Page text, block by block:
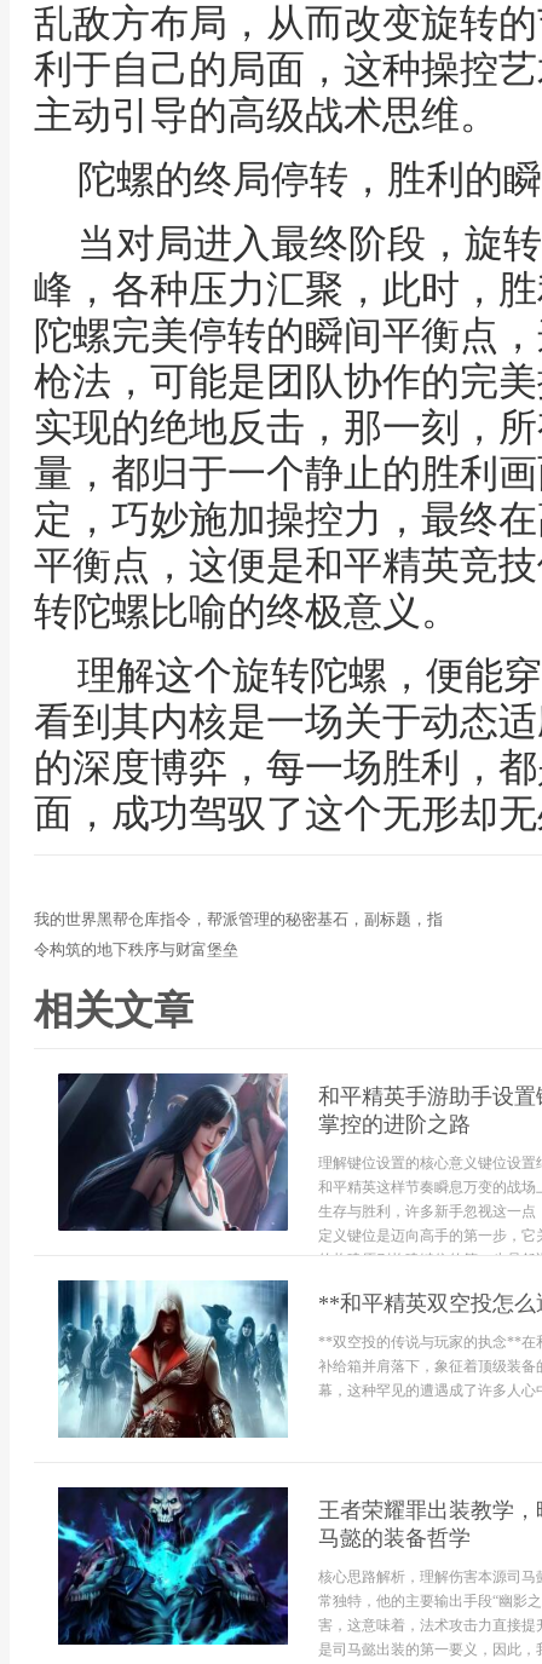
乱敌方布局，从而改变旋转
利于自己的局面，这种操控
主动引导的高级战术思维。
陀螺的终局停转，胜利的
当对局进入最终阶段，旋
峰，各种压力汇聚，此时，
陀螺完美停转的瞬间平衡点
枪法，可能是团队协作的完
实现的绝地反击，那一刻，
量，都归于一个静止的胜利
定，巧妙施加操控力，最终
平衡点，这便是和平精英竞
转陀螺比喻的终极意义。
理解这个旋转陀螺，便能
看到其内核是一场关于动态
的深度博弈，每一场胜利，
面，成功驾驭了这个无形却
我的世界黑帮仓库指令，帮派管理的秘密基石，副标题，指
令构筑的地下秩序与财富堡垒
相关文章
和平精英手游助手设
掌控的进阶之路
理解键位设置的核心意义键位设
和平精英这样节奏瞬息万变的战
生存与胜利，许多新手忽视这一
定义键位是迈向高手的第一步，
的构建原则构建键位的第一步是
**和平精英双空投怎
**双空投的传说与玩家的执念**在
补给箱并肩落下，象征着顶级装
幕，这种罕见的遭遇成了许多人心
王者荣耀罪出装教学
马懿的装备哲学
核心思路解析，理解伤害本源司
常独特，他的主要输出手段“幽影
害，这意味着，法术攻击力直接
是司马懿出装的第一要义，因此